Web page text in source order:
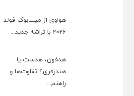
هواوی از میت‌بوک فولد
2026 با تراشه جدید...
هدفون، هدست یا
هندزفری؟ تفاوت‌ها و
راهنم...